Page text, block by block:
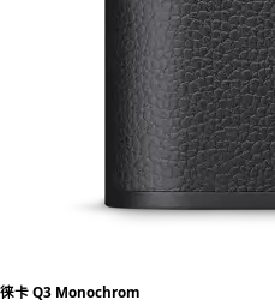
徕卡 Q3 Monochrom